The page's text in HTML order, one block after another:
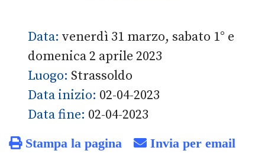
Data: venerdì 31 marzo, sabato 1° e
domenica 2 aprile 2023
Luogo: Strassoldo
Data inizio: 02-04-2023
Data fine: 02-04-2023
Stampa la pagina Invia per email